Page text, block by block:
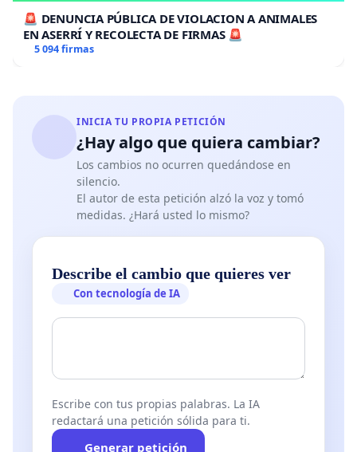
y los derechos de la mayoría.
Más allá de estos problemas señalados
actividades inclusivas, queremos resaltar una
cuestión adicional de grave preocupación:
No Residentes y Problemas de Tráfico: Hemos
observado un aumento considerable de vehículos
mal estacionados, pertenecientes en su mayoría a
personas que no residen en nuestra localidad, pero
solo dificulta la circulación normal, sino que
también impide el paso de vehículos de
emergencia, poniendo en riesgo la seguridad y
importancia de las Fallas como parte integral de
creemos firmemente que es esencial encontrar un
equilibrio que permita la celebración sin
🚨 DENUNCIA PÚBLICA DE VIOLACION A ANIMALES
EN ASERRÍ Y RECOLECTA DE FIRMAS 🚨
5 094 firmas
INICIA TU PROPIA PETICIÓN
¿Hay algo que quiera cambiar?
Los cambios no ocurren quedándose en
silencio.
El autor de esta petición alzó la voz y tomó
medidas. ¿Hará usted lo mismo?
Describe el cambio que quieres ver
Con tecnología de IA
Escribe con tus propias palabras. La IA
redactará una petición sólida para ti.
Generar petición